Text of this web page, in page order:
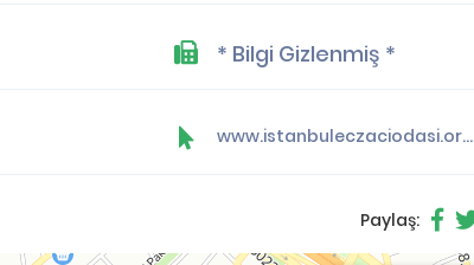
* Bilgi Gizlenmiş *
www.istanbuleczaciodasi.org.tr
Paylaş: